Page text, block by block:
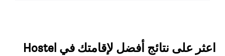
اعثر على نتائج أفضل لإقامتك في Hostel